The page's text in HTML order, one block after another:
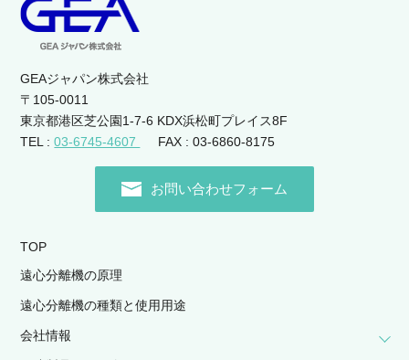
GEAジャパン株式会社
〒105-0011
東京都港区芝公園1-7-6 KDX浜松町プレイス8F
TEL :03-6745-4607 FAX : 03-6860-8175
お問い合わせフォーム
TOP
遠心分離機の原理
遠心分離機の種類と使用用途
会社情報